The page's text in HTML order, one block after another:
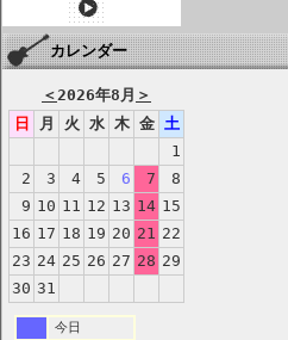
カレンダー
＜2026年8月 ＞
日
月 火 水 木 金 土
1
2
3 4 5 6 7
8
9 10 11 12 13 14 15
16 17 18 19 20 21 22
23 24 25 26 27 28 29
30 31
今日